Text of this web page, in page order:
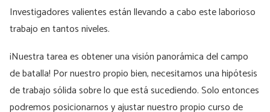
Investigadores valientes están llevando a cabo este laborioso
trabajo en tantos niveles.
¡Nuestra tarea es obtener una visión panorámica del campo
de batalla! Por nuestro propio bien, necesitamos una hipótesis
de trabajo sólida sobre lo que está sucediendo. Solo entonces
podremos posicionarnos y ajustar nuestro propio curso de